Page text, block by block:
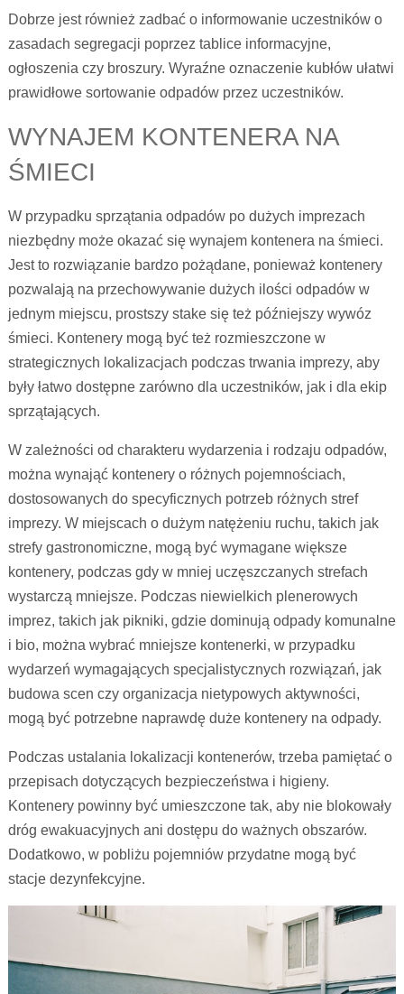
Dobrze jest również zadbać o informowanie uczestników o
zasadach segregacji poprzez tablice informacyjne,
ogłoszenia czy broszury. Wyraźne oznaczenie kubłów ułatwi
prawidłowe sortowanie odpadów przez uczestników.
WYNAJEM KONTENERA NA
ŚMIECI
W przypadku sprzątania odpadów po dużych imprezach
niezbędny może okazać się wynajem kontenera na śmieci.
Jest to rozwiązanie bardzo pożądane, ponieważ kontenery
pozwalają na przechowywanie dużych ilości odpadów w
jednym miejscu, prostszy stake się też późniejszy wywóz
śmieci. Kontenery mogą być też rozmieszczone w
strategicznych lokalizacjach podczas trwania imprezy, aby
były łatwo dostępne zarówno dla uczestników, jak i dla ekip
sprzątających.
W zależności od charakteru wydarzenia i rodzaju odpadów,
można wynająć kontenery o różnych pojemnościach,
dostosowanych do specyficznych potrzeb różnych stref
imprezy. W miejscach o dużym natężeniu ruchu, takich jak
strefy gastronomiczne, mogą być wymagane większe
kontenery, podczas gdy w mniej uczęszczanych strefach
wystarczą mniejsze. Podczas niewielkich plenerowych
imprez, takich jak pikniki, gdzie dominują odpady komunalne
i bio, można wybrać mniejsze kontenerki, w przypadku
wydarzeń wymagających specjalistycznych rozwiązań, jak
budowa scen czy organizacja nietypowych aktywności,
mogą być potrzebne naprawdę duże kontenery na odpady.
Podczas ustalania lokalizacji kontenerów, trzeba pamiętać o
przepisach dotyczących bezpieczeństwa i higieny.
Kontenery powinny być umieszczone tak, aby nie blokowały
dróg ewakuacyjnych ani dostępu do ważnych obszarów.
Dodatkowo, w pobliżu pojemniów przydatne mogą być
stacje dezynfekcyjne.